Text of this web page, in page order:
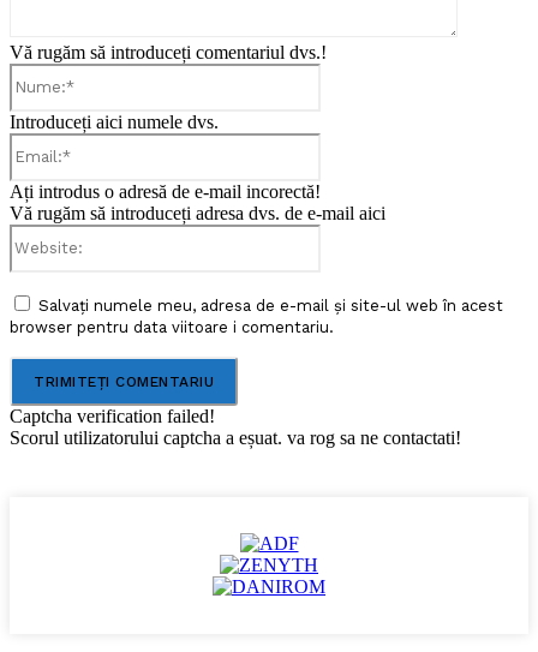
Vă rugăm să introduceți comentariul dvs.!
Introduceți aici numele dvs.
Ați introdus o adresă de e-mail incorectă!
Vă rugăm să introduceți adresa dvs. de e-mail aici
Salvați numele meu, adresa de e-mail și site-ul web în acest
browser pentru data viitoare i comentariu.
Captcha verification failed!
Scorul utilizatorului captcha a eșuat. va rog sa ne contactati!